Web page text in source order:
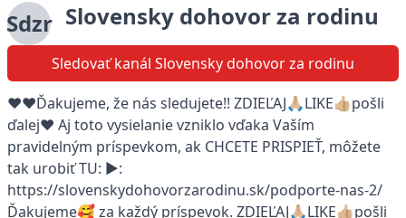
Sdzr Slovensky dohovor za rodinu
Sledovať kanál Slovensky dohovor za rodinu
❤️❤️Ďakujeme, že nás sledujete!! ZDIEĽAJ🙏🏼LIKE👍🏼pošli
ďalej❤️ Aj toto vysielanie vzniklo vďaka Vaším
pravidelným príspevkom, ak CHCETE PRISPIEŤ, môžete
tak urobiť TU: ▶:
https://slovenskydohovorzarodinu.sk/podporte-nas-2/
Ďakujeme🥰 za každý príspevok. ZDIEĽAJ🙏🏼LIKE👍🏼pošli